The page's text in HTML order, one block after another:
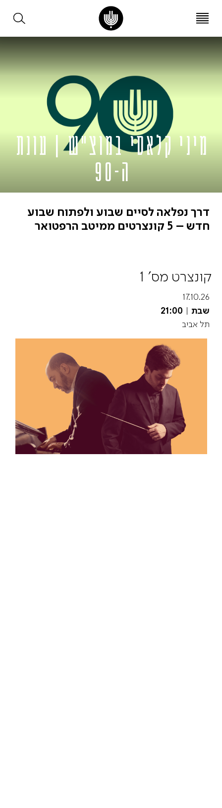
מיני קלאסי במוצ"ש | עונת
ה-90
דרך נפלאה לסיים שבוע ולפתוח שבוע
חדש – 5 קונצרטים ממיטב הרפטואר
קונצרט מס' 1
17.10.26
שבת |
21:00
תל אביב